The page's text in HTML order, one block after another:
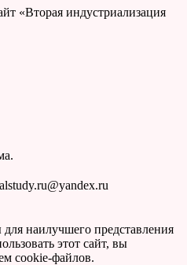
«Вторая индустриализация
наилучшего представления
этот сайт, вы
cookie-файлов.